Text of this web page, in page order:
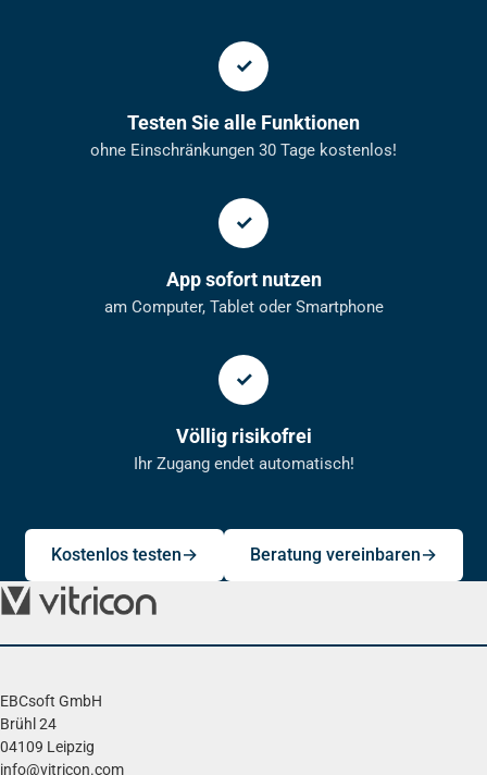
Testen Sie alle Funktionen
ohne Einschränkungen 30 Tage kostenlos!
App sofort nutzen
am Computer, Tablet oder Smartphone
Völlig risikofrei
Ihr Zugang endet automatisch!
Kostenlos testen Beratung vereinbaren
EBCsoft GmbH
Brühl 24
04109 Leipzig
info@vitricon.com